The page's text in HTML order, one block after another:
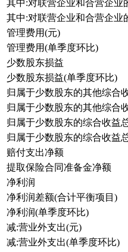
其中:对联营企业和合营企业
其中:对联营企业和合营企业
管理费用(元)
管理费用(单季度环比)
少数股东损益
少数股东损益(单季度环比)
归属于少数股东的其他综合
归属于少数股东的其他综合
归属于少数股东的综合收益
归属于少数股东的综合收益
赔付支出净额
提取保险合同准备金净额
净利润
净利润差额(合计平衡项目)
净利润(单季度环比)
减:营业外支出(元)
减:营业外支出(单季度环比)